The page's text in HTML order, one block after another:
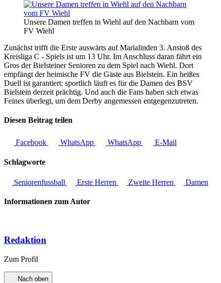
Unsere Damen treffen in Wiehl auf den Nachbarn vom
FV Wiehl
Zunächst trifft die Erste auswärts auf Marialinden 3. Anstoß des
Kreisliga C - Spiels ist um 13 Uhr. Im Anschluss daran fährt ein
Gros der Bielsteiner Senioren zu dem Spiel nach Wiehl. Dort
empfängt der heimische FV die Gäste aus Bielstein. Ein heißes
Duell ist garantiert: sportlich läuft es für die Damen des BSV
Bielstein derzeit prächtig. Und auch die Fans haben sich etwas
Feines überlegt, um dem Derby angemessen entgegenzutreten.
Diesen Beitrag teilen
Facebook WhatsApp WhatsApp E-Mail
Schlagworte
Seniorenfussball Erste Herren Zweite Herren Damen
Informationen zum Autor
Redaktion
Zum Profil
Nach oben